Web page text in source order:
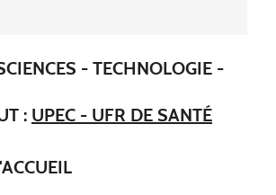
- TECHNOLOGIE -
: UPEC - UFR DE SANTÉ